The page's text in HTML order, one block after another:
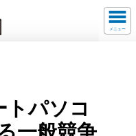
メニュー
パソコ